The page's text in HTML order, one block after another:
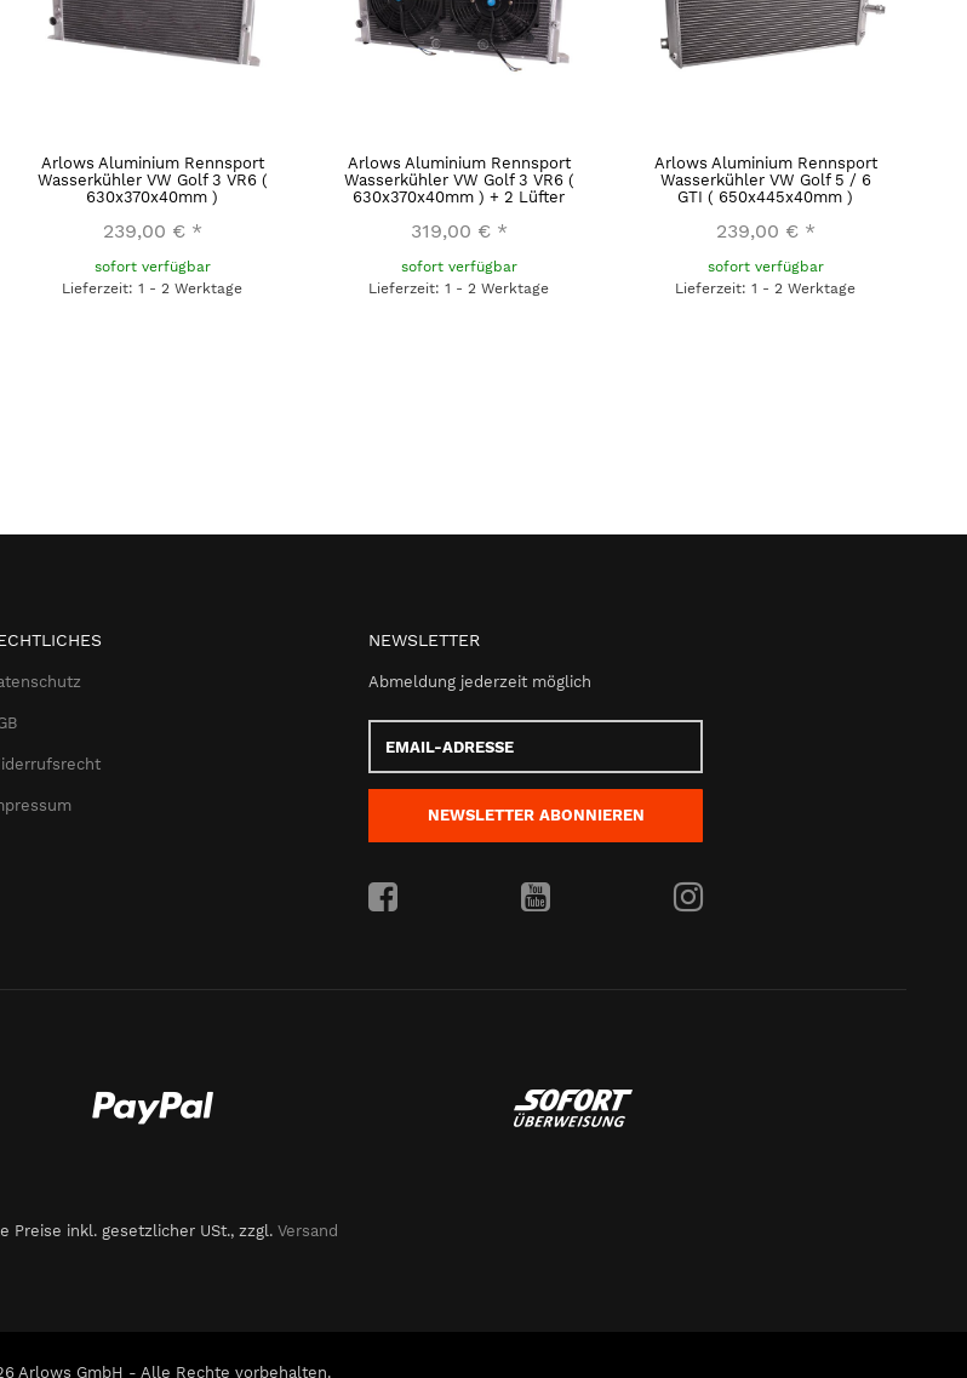
Arlows Aluminium Rennsport
Wasserkühler VW Golf 3 VR6 (
630x370x40mm )
239,00 € *
sofort verfügbar
Lieferzeit: 1 - 2 Werktage
Arlows Aluminium Rennsport
Wasserkühler VW Golf 3 VR6 (
630x370x40mm ) + 2 Lüfter
319,00 € *
sofort verfügbar
Lieferzeit: 1 - 2 Werktage
Arlows Aluminium Rennsport
Wasserkühler VW Golf 5 / 6
GTI ( 650x445x40mm )
239,00 € *
sofort verfügbar
Lieferzeit: 1 - 2 Werktage
NEWSLETTER
Abmeldung jederzeit möglich
Adresse
NEWSLETTER ABONNIEREN
Preise inkl. gesetzlicher USt., zzgl. Versand
Arlows GmbH - Alle Rechte vorbehalten.